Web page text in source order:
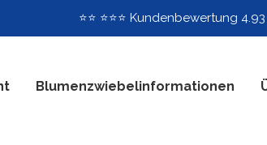
⭐️⭐️ ⭐️⭐️⭐️ Kundenbewertung
Blumenzwiebelinformationen